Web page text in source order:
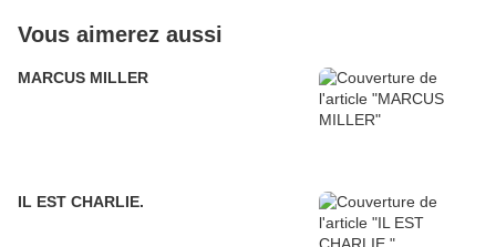
Vous aimerez aussi
MARCUS MILLER
IL EST CHARLIE.